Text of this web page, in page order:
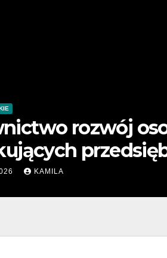
Książki o
7 SIERPNIA, 2026